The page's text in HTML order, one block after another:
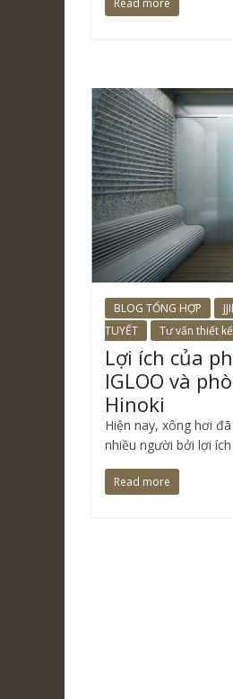
BLOG TỔNG HỢP
TUYẾT
Tư vấn thiết kế
Lợi ích của
IGLOO và
Hinoki
Hiện nay, xông hơi
nhiều người bởi lợi
Read more